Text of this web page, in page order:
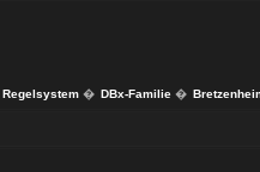
� DBx-Familie�